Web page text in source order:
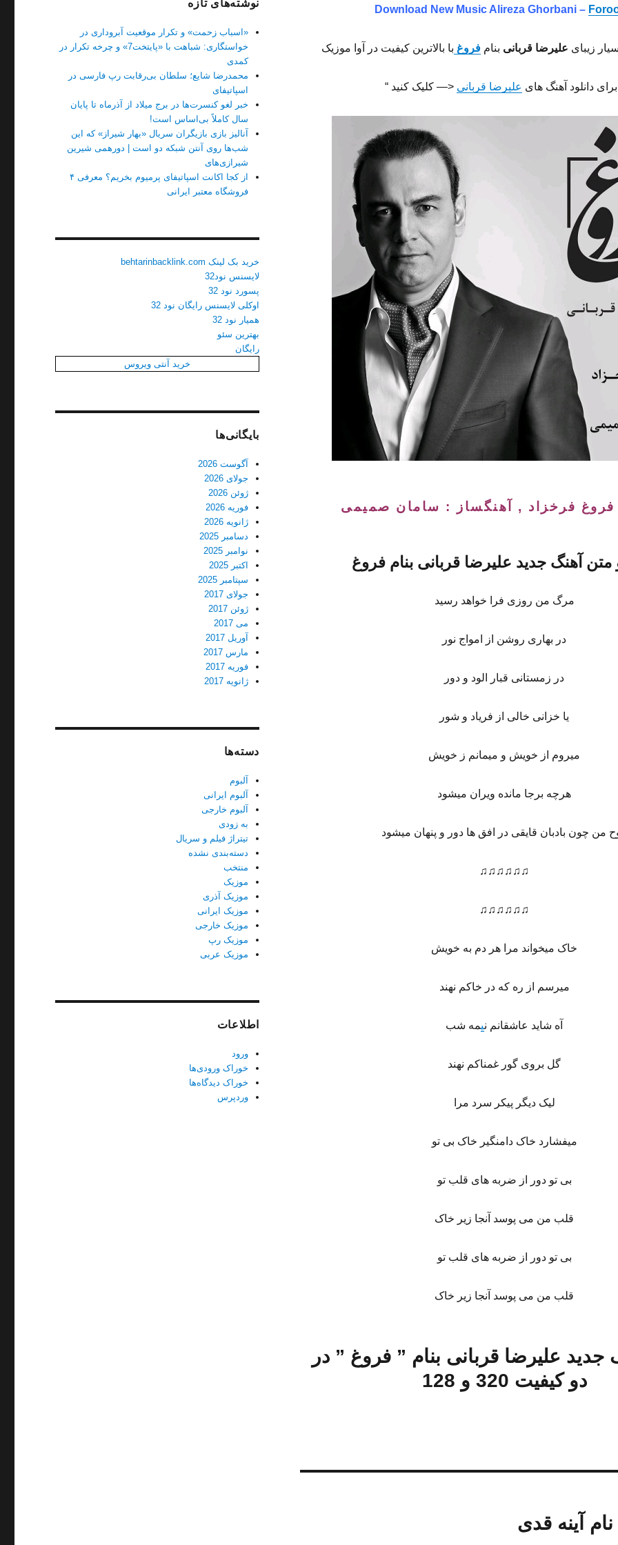
Download New Music Alireza Ghorbani –
زیبای علیرضا قربانی بنام فروغ با بالاترین کیفیت در آوا موزیک
دانلود آهنگ های علیرضا قربانی <— کلیک کنید “
فرخزاد , آهنگساز : سامان صمیمی
آهنگ جدید علیرضا قربانی بنام فروغ
مرگ من روزی فرا خواهد رسید
در بهاری روشن از امواج نور
در زمستانی قبار الود و دور
یا خزانی خالی از فریاد و شور
میروم از خویش و میمانم ز خویش
هرچه برجا مانده ویران میشود
من چون بادبان قایقی در افق ها دور و پنهان میشود
♫♫♫♫♫♫
♫♫♫♫♫♫
خاک میخواند مرا هر دم به خویش
میرسم از ره که در خاکم نهند
آه شاید عاشقانم نیمه شب
گل بروی گور غمناکم نهند
لیک دیگر پیکر سرد مرا
میفشارد خاک دامنگیر خاک بی تو
بی تو دور از ضربه های قلب تو
قلب من می پوسد آنجا زیر خاک
بی تو دور از ضربه های قلب تو
قلب من می پوسد آنجا زیر خاک
جدید علیرضا قربانی بنام ” فروغ ” در
دو کیفیت 320 و 128
آینه قدی
نوشته‌های تازه
«اسباب زحمت» و تکرار موقعیت آبروداری در
خواستگاری: شباهت با «پایتخت7» و چرخه تکرار در
کمدی
محمدرضا شایع؛ سلطان بی‌رقابت رپ فارسی در
اسپاتیفای
خبر لغو کنسرت‌ها در برج میلاد از آذرماه تا پایان
سال کاملاً بی‌اساس است!
آنالیز بازی بازیگران سریال «بهار شیراز» که این
شب‌ها روی آنتن شبکه دو است | دورهمی شیرین
شیرازی‌های
از کجا اکانت اسپاتیفای پرمیوم بخریم؟ معرفی ۴
فروشگاه معتبر ایرانی
خرید بک لینک behtarinbacklink.com
لایسنس نود32
پسورد نود 32
اوکلی لایسنس رایگان نود 32
همیار نود 32
بهترین سئو
رایگان
خرید آنتی ویروس
بایگانی‌ها
آگوست 2026
جولای 2026
ژوئن 2026
فوریه 2026
ژانویه 2026
دسامبر 2025
نوامبر 2025
اکتبر 2025
سپتامبر 2025
جولای 2017
ژوئن 2017
می 2017
آوریل 2017
مارس 2017
فوریه 2017
ژانویه 2017
دسته‌ها
آلبوم
آلبوم ایرانی
آلبوم خارجی
به زودی
تیتراژ فیلم و سریال
دسته‌بندی نشده
منتخب
موزیک
موزیک آذری
موزیک ایرانی
موزیک خارجی
موزیک رپ
موزیک عربی
اطلاعات
ورود
خوراک ورودی‌ها
خوراک دیدگاه‌ها
وردپرس